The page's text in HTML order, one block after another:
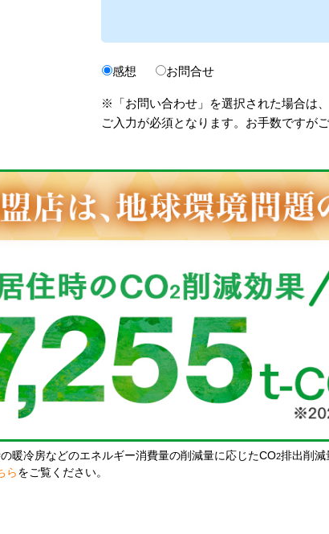
感想 お問合せ
※「お問い合わせ」を選択された場合は
ご入力が必須となります。お手数ですが
暖冷房などのエネルギー消費量の削減量に応じたCO2排出削減
ら をご覧ください。